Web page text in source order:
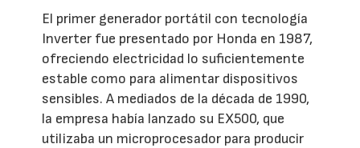
El primer generador portátil con tecnología
Inverter fue presentado por Honda en 1987,
ofreciendo electricidad lo suficientemente
estable como para alimentar dispositivos
sensibles. A mediados de la década de 1990,
la empresa había lanzado su EX500, que
utilizaba un microprocesador para producir